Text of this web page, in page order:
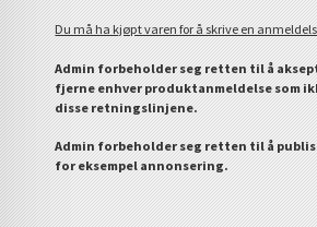
Du må ha kjøpt varen for å skrive en
Admin forbeholder seg retten til å
fjerne enhver produktanmeldelse som
disse retningslinjene.
Admin forbeholder seg retten til å
for eksempel annonsering.